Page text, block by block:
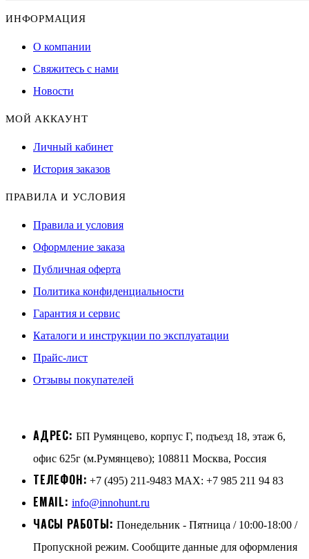
ИНФОРМАЦИЯ
О компании
Свяжитесь с нами
Новости
МОЙ АККАУНТ
Личный кабинет
История заказов
ПРАВИЛА И УСЛОВИЯ
Правила и условия
Оформление заказа
Публичная оферта
Политика конфиденциальности
Гарантия и сервис
Каталоги и инструкции по эксплуатации
Прайс-лист
Отзывы покупателей
АДРЕС: БП Румянцево, корпус Г, подъезд 18, этаж 6,
офис 625г (м.Румянцево); 108811 Москва, Россия
ТЕЛЕФОН: +7 (495) 211-9483 MAX: +7 985 211 94 83
EMAIL: info@innohunt.ru
ЧАСЫ РАБОТЫ: Понедельник - Пятница / 10:00-18:00 /
Пропускной режим. Сообщите данные для оформления